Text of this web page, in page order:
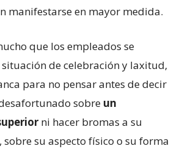
manifestarse en mayor medida.
que los empleados se
de celebración y laxitud,
para no pensar antes de decir
sobre un
ni hacer bromas a su
su aspecto físico o su forma